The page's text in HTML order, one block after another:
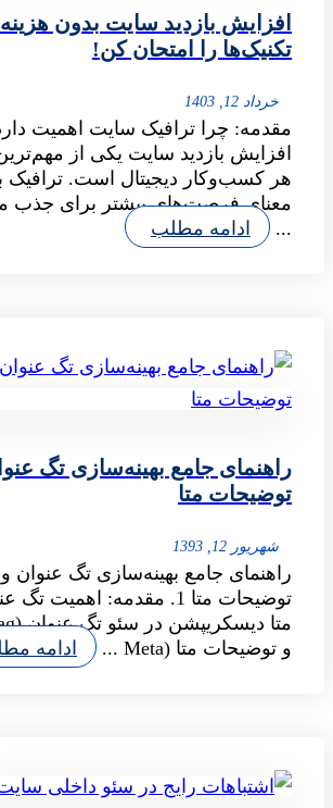
افزایش بازدید سایت بدون
تکنیک‌ها را امتحان کن!
خرداد 12, 1403
مقدمه: چرا ترافیک سایت اهمیت
افزایش بازدید سایت یکی از
هر کسب‌وکار دیجیتال است. ترافیک
معنای فرصت‌های بیشتر برای جذب
...
ادامه مطلب
راهنمای جامع بهینه‌سازی تگ
توضیحات متا
شهریور 12, 1393
راهنمای جامع بهینه‌سازی تگ عنوان و
توضیحات متا 1. مقدمه: اهمیت
و توضیحات متا (Meta ...
ادامه